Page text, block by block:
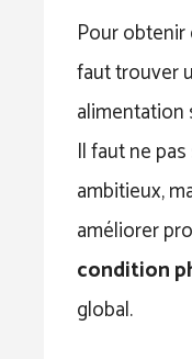
Pour obtenir
faut trouver
alimentation
Il faut ne
ambitieux,
améliorer
condition
global.